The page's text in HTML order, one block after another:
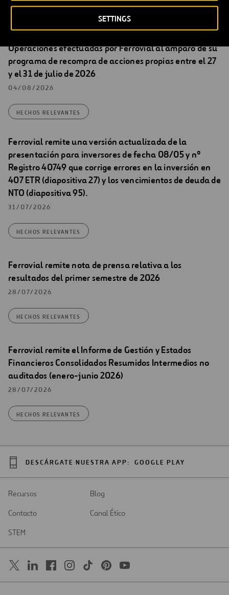
SETTINGS
Hechos Relevantes
Operaciones efectuadas por Ferrovial al amparo de su
programa de recompra de acciones propias entre el 27
y el 31 de julio de 2026
04/08/2026
HECHOS RELEVANTES
Ferrovial remite una versión actualizada de la
presentación para inversores de fecha 08/05 y nº
Registro 40749 que corrige errores en la inversión en
407 ETR (diapositiva 27) y los vencimientos de deuda de
NTO (diapositiva 95).
31/07/2026
HECHOS RELEVANTES
Ferrovial remite nota de prensa relativa a los
resultados del primer semestre de 2026
28/07/2026
HECHOS RELEVANTES
Ferrovial remite el Informe de Gestión y Estados
Financieros Consolidados Resumidos Intermedios no
auditados (enero-junio 2026)
28/07/2026
HECHOS RELEVANTES
DESCÁRGATE NUESTRA APP: GOOGLE PLAY
Recursos
Blog
Contacto
Canal Ético
STEM